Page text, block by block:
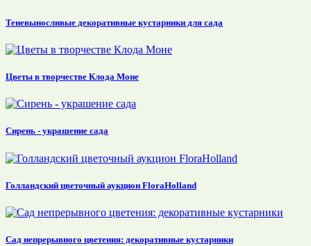
Теневыносливые декоративные кустарники для сада
Цветы в творчестве Клода Моне
Сирень - украшение сада
Голландский цветочный аукцион FloraHolland
Сад непрерывного цветения: декоративные кустарники